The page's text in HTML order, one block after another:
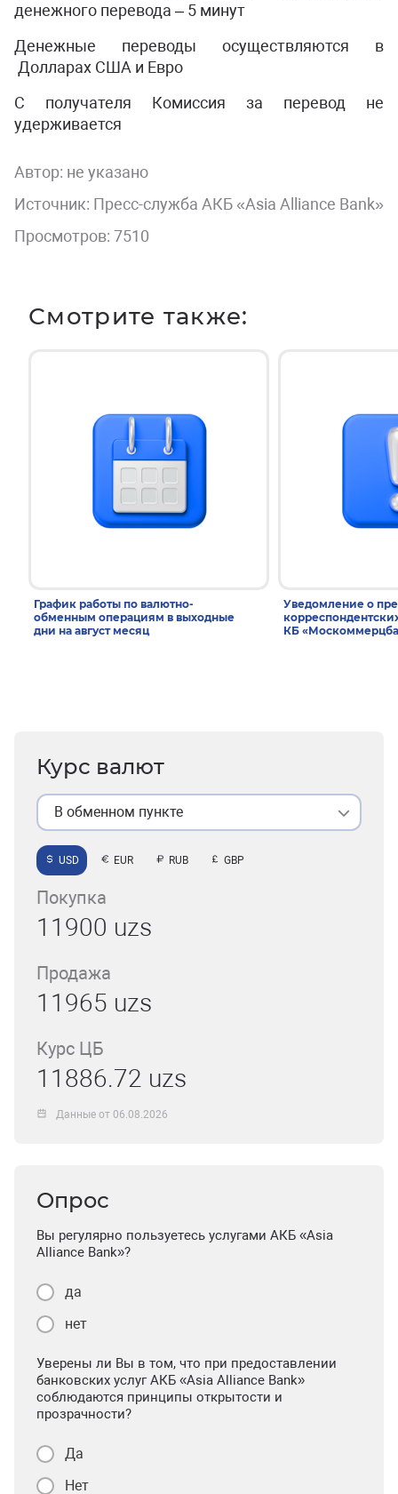
денежного перевода – 5 минут
Денежные переводы осуществляются в
Долларах США и Евро
С получателя Комиссия за перевод не
удерживается
Автор: не указано
Источник: Пресс-служба АКБ «Asia Alliance Bank»
Просмотров: 7510
Смотрите также:
График работы по валютно-
обменным операциям в выходные
дни на август месяц
Уведомление о
КБ
Курс валют
В обменном пункте
USD EUR RUB GBP
Покупка
11900 uzs
Продажа
11965 uzs
Курс ЦБ
11886.72 uzs
Данные от 06.08.2026
Опрос
Вы регулярно пользуетесь услугами АКБ «Asia
Alliance Bank»?
да
нет
Уверены ли Вы в том, что при предоставлении
банковских услуг АКБ «Asia Alliance Bank»
соблюдаются принципы открытости и
прозрачности?
Да
Нет